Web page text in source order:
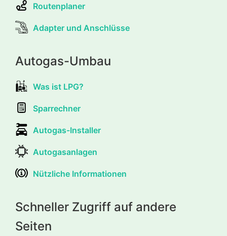
Routenplaner
Adapter und Anschlüsse
Autogas-Umbau
Was ist LPG?
Sparrechner
Autogas-Installer
Autogasanlagen
Nützliche Informationen
Schneller Zugriff auf andere
Seiten